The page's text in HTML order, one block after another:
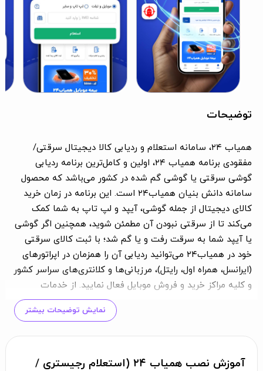
توضیحات
همیاب ۲۴، سامانه استعلام و ردیابی کالا دیجیتال سرقتی/
مفقودی برنامه همیاب ۲۴، اولین و کامل‌ترین برنامه ردیابی
گوشی سرقتی یا گوشی گم شده در کشور می‌باشد که محصول
سامانه دانش بنیان همیاب‌۲۴ است. این برنامه در زمان خرید
کالای دیجیتال از جمله گوشی، آیپد و لپ تاپ به شما کمک
می‌کند تا از سرقتی نبودن آن مطمئن شوید، همچنین اگر گوشی
یا آیپد شما به سرقت رفت و یا گم شد؛ با ثبت کالای سرقتی
خود در همیاب‌۲۴ می‌توانید ردیابی آن را همزمان در اپراتورهای
(ایرانسل، همراه اول، رایتل)، مرزبانی‌ها و کلانتری‌های سراسر کشور
و کلیه مراکز خرید و فروش موبایل فعال نمایید. از خدمات
کاربردی برنامه همیاب‌۲۴؛ استعلام سرقتی نبودن، استعلام
رجیستری گوشی، تخفیف بیمه گوشی برای کاربران و اطلاع از
گوشی خود و یا دیگران می‌توانید از وضعیت سرقتی نبودن،
نمایش توضیحات بیشتر
آموزش نصب همیاب ۲۴ (استعلام رجیستری /